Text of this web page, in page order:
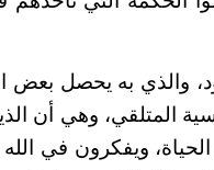
والذي به يحصل بعض
المتلقي، وهي أن
ويفكرون في